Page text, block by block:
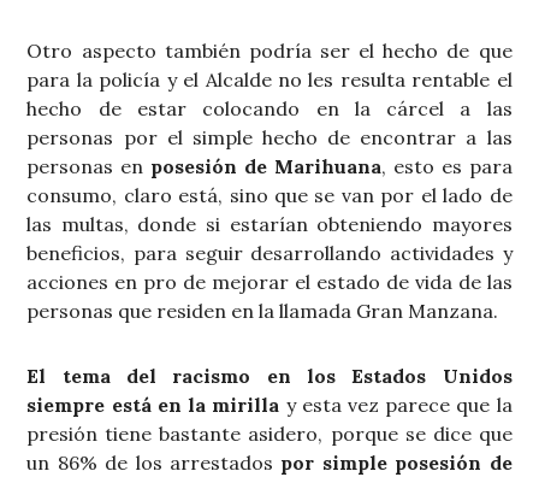
Otro aspecto también podría ser el hecho de que
para la policía y el Alcalde no les resulta rentable el
hecho de estar colocando en la cárcel a las
personas por el simple hecho de encontrar a las
personas en posesión de Marihuana, esto es para
consumo, claro está, sino que se van por el lado de
las multas, donde si estarían obteniendo mayores
beneficios, para seguir desarrollando actividades y
acciones en pro de mejorar el estado de vida de las
personas que residen en la llamada Gran Manzana.
El tema del racismo en los Estados Unidos
siempre está en la mirilla y esta vez parece que la
presión tiene bastante asidero, porque se dice que
un 86% de los arrestados por simple posesión de